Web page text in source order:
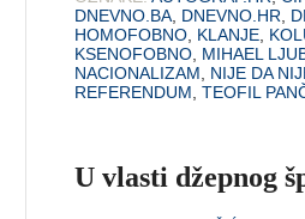
DNEVNO.BA, DNEVNO.HR,
HOMOFOBNO, KLANJE,
KSENOFOBNO, MIHAEL
NACIONALIZAM, NIJE DA
REFERENDUM,TEOFIL
U vlasti džepnog